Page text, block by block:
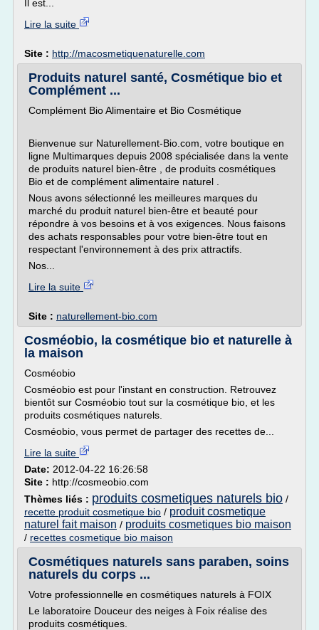
Il est...
Lire la suite
Site : http://macosmetiquenaturelle.com
Produits naturel santé, Cosmétique bio et
Complément ...
Complément Bio Alimentaire et Bio Cosmétique
Bienvenue sur Naturellement-Bio.com, votre boutique en
ligne Multimarques depuis 2008 spécialisée dans la vente
de produits naturel bien-être , de produits cosmétiques
Bio et de complément alimentaire naturel .
Nous avons sélectionné les meilleures marques du
marché du produit naturel bien-être et beauté pour
répondre à vos besoins et à vos exigences. Nous faisons
des achats responsables pour votre bien-être tout en
respectant l'environnement à des prix attractifs.
Nos...
Lire la suite
Site : naturellement-bio.com
Cosméobio, la cosmétique bio et naturelle à
la maison
Cosméobio
Cosméobio est pour l'instant en construction. Retrouvez
bientôt sur Cosméobio tout sur la cosmétique bio, et les
produits cosmétiques naturels.
Cosméobio, vous permet de partager des recettes de...
Lire la suite
Date: 2012-04-22 16:26:58
Site : http://cosmeobio.com
Thèmes liés : produits cosmetiques naturels bio /
recette produit cosmetique bio / produit cosmetique
naturel fait maison / produits cosmetiques bio maison
/ recettes cosmetique bio maison
Cosmétiques naturels sans paraben, soins
naturels du corps ...
Votre professionnelle en cosmétiques naturels à FOIX
Le laboratoire Douceur des neiges à Foix réalise des
produits cosmétiques.